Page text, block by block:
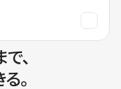
、
。